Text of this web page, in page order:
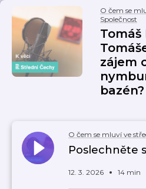
O čem se
Společnost
zájem
bazén?
O čem se mluví ve
Poslechněte
12. 3. 2026 14 min